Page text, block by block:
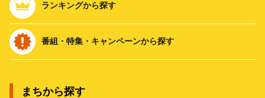
ランキングから探す
番組・特集・キャンペーンから探す
まちから探す